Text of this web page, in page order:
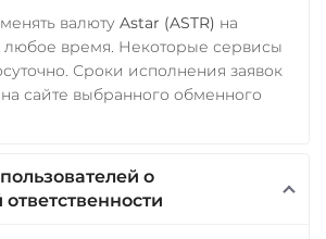
(WETH)
валюту Astar (ASTR) на
любое время. Некоторые сервисы
Сроки исполнения заявок
сайте выбранного обменного
о